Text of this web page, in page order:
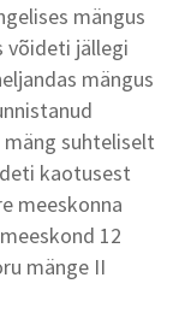
mängus
võideti jällegi
mängus
suhteliselt
kaotusest
meeskonna
12
mänge II